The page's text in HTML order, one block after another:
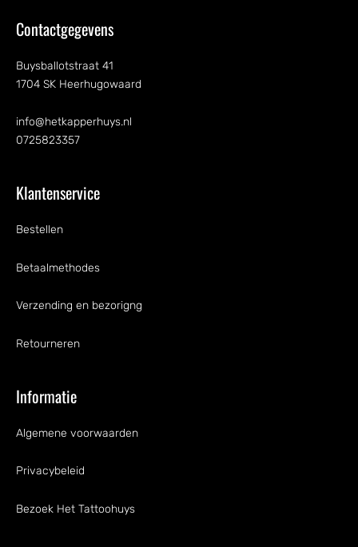
Contactgegevens
Buysballotstraat 41
1704 SK Heerhugowaard
info@hetkapperhuys.nl
0725823357
Klantenservice
Bestellen
Betaalmethodes
Verzending en bezorigng
Retourneren
Informatie
Algemene voorwaarden
Privacybeleid
Bezoek Het Tattoohuys